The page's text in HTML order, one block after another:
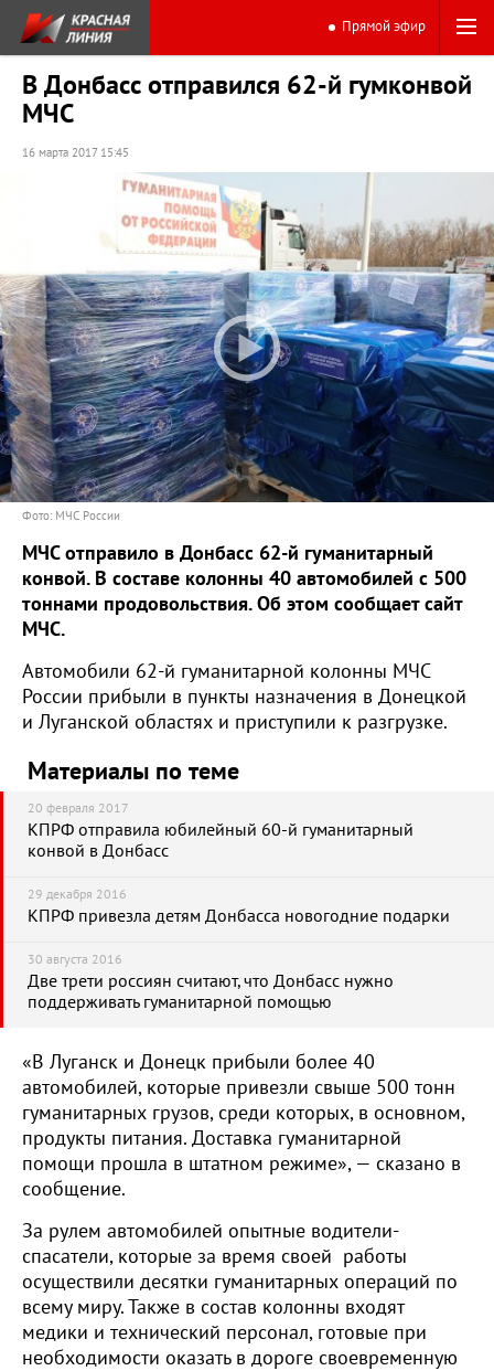
Прямой эфир
В Донбасс отправился 62-й гумконвой
МЧС
16 марта 2017 15:45
Фото: МЧС России
МЧС отправило в Донбасс 62-й гуманитарный
конвой. В составе колонны 40 автомобилей с 500
тоннами продовольствия. Об этом сообщает сайт
МЧС.
Автомобили 62-й гуманитарной колонны МЧС
России прибыли в пункты назначения в Донецкой
и Луганской областях и приступили к разгрузке.
Материалы по теме
20 февраля 2017
КПРФ отправила юбилейный 60-й гуманитарный
конвой в Донбасс
29 декабря 2016
КПРФ привезла детям Донбасса новогодние подарки
30 августа 2016
Две трети россиян считают, что Донбасс нужно
поддерживать гуманитарной помощью
«В Луганск и Донецк прибыли более 40
автомобилей, которые привезли свыше 500 тонн
гуманитарных грузов, среди которых, в основном,
продукты питания. Доставка гуманитарной
помощи прошла в штатном режиме», — сказано в
сообщение.
За рулем автомобилей опытные водители-
спасатели, которые за время своей работы
осуществили десятки гуманитарных операций по
всему миру. Также в состав колонны входят
медики и технический персонал, готовые при
необходимости оказать в дороге своевременную